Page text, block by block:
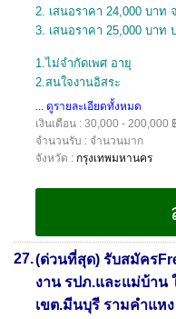
2. เสนอราคา 24,000 บาท
3. เสนอราคา 25,000 บา
1.ไม่จำกัดเพศ อายุ
2.สนใจงานอิสระ
... ดูรายละเอียดทั้งหมด
เงินเดือน : 30,000 - 200,000
จำนวนรับ : จำนวนมาก
จังหวัด : กรุงเทพมหานคร
27.(ด่วนที่สุด) รับสมัคร
งาน รปภ.และแม่บ้าน
เขต.มีนบุรี รามคำแห